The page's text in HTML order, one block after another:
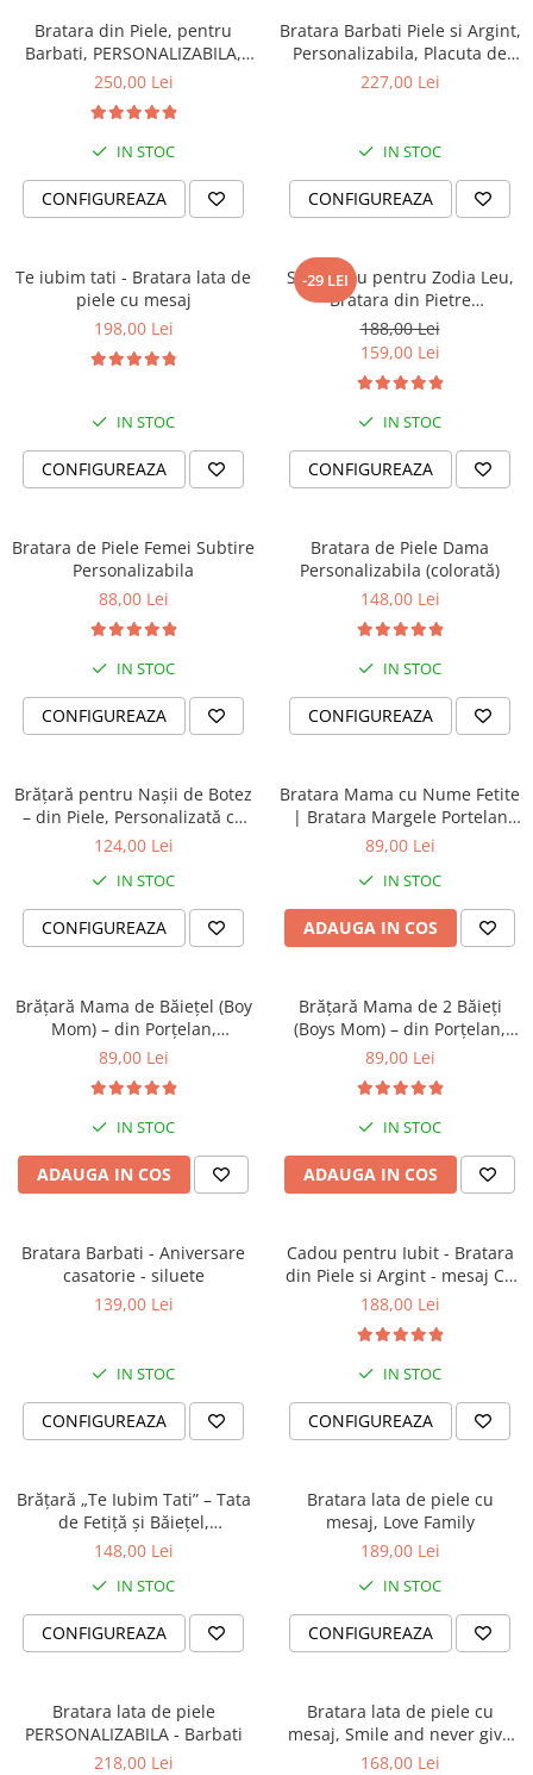
Bratara din Piele, pentru
Barbati, PERSONALIZABILA,
Slide Force (casual)
250,00 Lei
IN STOC
CONFIGUREAZA
Bratara Barbati Piele si Argint,
Personalizabila, Placuta de
Argint 925 Gravata
227,00 Lei
IN STOC
CONFIGUREAZA
Te iubim tati - Bratara lata de
piele cu mesaj
198,00 Lei
IN STOC
CONFIGUREAZA
-29 LEI
Set Cadou pentru Zodia Leu,
Bratara din Pietre
Semipretioase si Lumanare
Parfumata
188,00 Lei
159,00 Lei
IN STOC
CONFIGUREAZA
Bratara de Piele Femei Subtire
Personalizabila
88,00 Lei
IN STOC
CONFIGUREAZA
Bratara de Piele Dama
Personalizabila (colorată)
148,00 Lei
IN STOC
CONFIGUREAZA
Brățară pentru Nașii de Botez
– din Piele, Personalizată cu
Mesaj
124,00 Lei
IN STOC
CONFIGUREAZA
Bratara Mama cu Nume Fetite
| Bratara Margele Portelan
Turcoaz Roz Personalizata |
89,00 Lei
IN STOC
ADAUGA IN COS
Brățară Mama de Băiețel (Boy
Mom) – din Porțelan,
Personalizată cu Nume
89,00 Lei
IN STOC
ADAUGA IN COS
Brățară Mama de 2 Băieți
(Boys Mom) – din Porțelan,
Personalizată cu Nume
89,00 Lei
IN STOC
ADAUGA IN COS
Bratara Barbati - Aniversare
casatorie - siluete
139,00 Lei
IN STOC
CONFIGUREAZA
Cadou pentru Iubit - Bratara
din Piele si Argint - mesaj Cu
tine
188,00 Lei
IN STOC
CONFIGUREAZA
Brățară „Te Iubim Tati” – Tata
de Fetiță și Băiețel,
Personalizată, Din Piele
148,00 Lei
IN STOC
CONFIGUREAZA
Bratara lata de piele cu
mesaj, Love Family
189,00 Lei
IN STOC
CONFIGUREAZA
Bratara lata de piele
PERSONALIZABILA - Barbati
218,00 Lei
Bratara lata de piele cu
mesaj, Smile and never give
up
168,00 Lei